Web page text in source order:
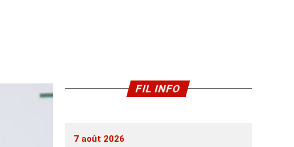
FIL INFO
7 août 2026